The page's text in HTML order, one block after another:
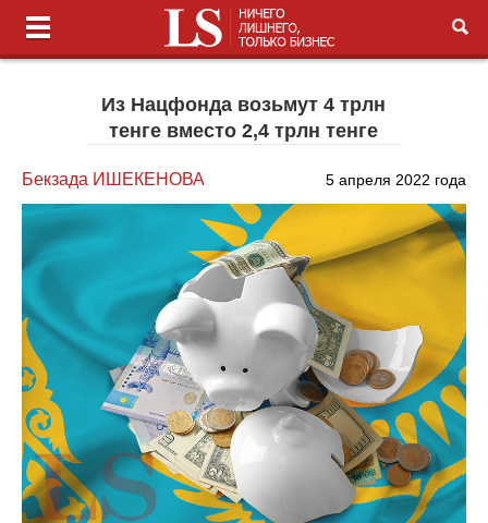
Из Нацфонда возьмут 4 трлн
тенге вместо 2,4 трлн тенге
Бекзада ИШЕКЕНОВА 5 апреля 2022 года